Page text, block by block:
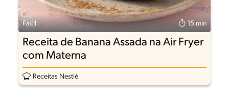
Fácil 15 min
Receita de Banana Assada na Air Fryer
com Materna
Receitas Nestlé